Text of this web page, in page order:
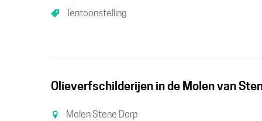
Tentoonstelling
Olieverfschilderijen in de Molen van
Molen Stene Dorp